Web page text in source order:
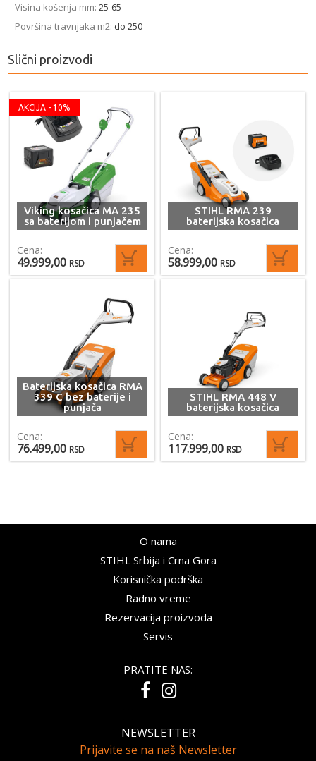
Visina košenja ­mm:25-65
Površina travnjaka ­m2: do 250
Slični proizvodi
AKCIJA - 10%
Viking kosačica MA 235
sa baterijom i punjačem
Cena:
49.999,00 RSD
STIHL RMA 239
baterijska kosačica
Cena:
58.999,00 RSD
Baterijska kosačica RMA
339 C bez baterije i
punjača
Cena:
76.499,00 RSD
STIHL RMA 448 V
baterijska kosačica
Cena:
117.999,00 RSD
O nama
STIHL Srbija i Crna Gora
Korisnička podrška
Radno vreme
Rezervacija proizvoda
Servis
PRATITE NAS:
NEWSLETTER
Prijavite se na naš Newsletter